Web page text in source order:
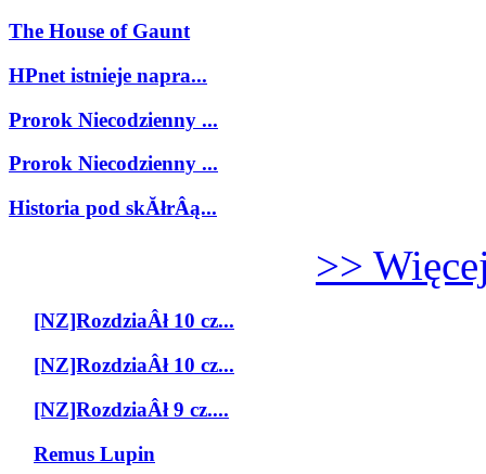
The House of Gaunt
HPnet istnieje napra...
Prorok Niecodzienny ...
Prorok Niecodzienny ...
Historia pod skĂłrÂą...
>>
[NZ]RozdziaÂł 10 cz...
[NZ]RozdziaÂł 10 cz...
[NZ]RozdziaÂł 9 cz....
Remus Lupin